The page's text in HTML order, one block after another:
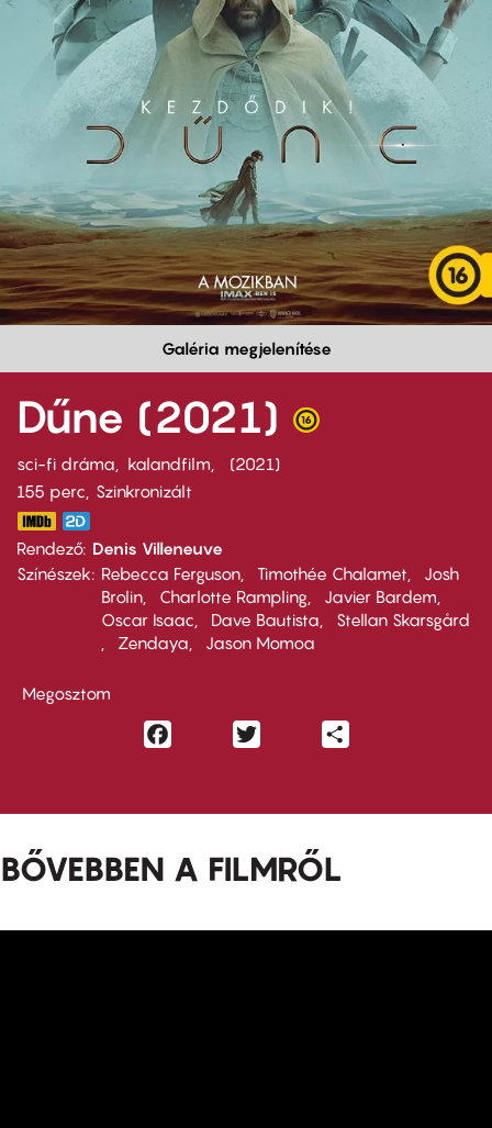
Galéria megjelenítése
Dűne (2021)
sci-fi dráma kalandfilm
2021
155 perc,
Szinkronizált
Rendező Denis Villeneuve
Színészek
Rebecca Ferguson Timothée Chalamet
Josh
Brolin
Charlotte Rampling
Javier Bardem
Oscar Isaac
Dave Bautista
Stellan Skarsgård
Zendaya
Jason Momoa
Megosztom
Facebook
BŐVEBBEN A FILMRŐL